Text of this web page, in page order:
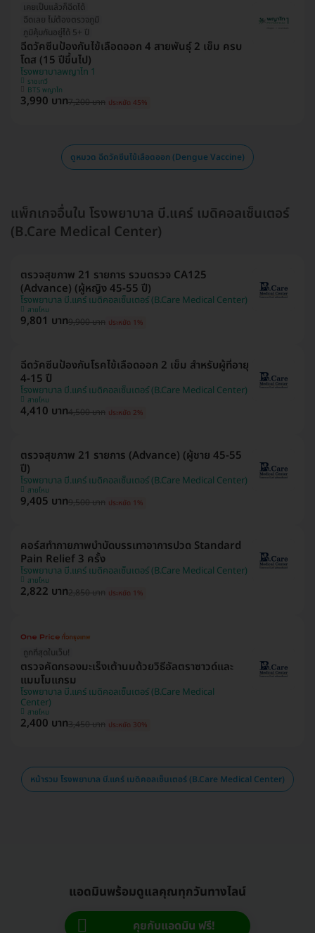
เคยเป็นแล้วก็ฉีดได้
ฉีดเลย ไม่ต้องตรวจภูมิ
ภูมิคุ้มกันอยู่ได้ 5+ ปี
ฉีดวัคซีนป้องกันไข้เลือดออก 4 สายพันธุ์ 2 เข็ม ครบ
โดส (15 ปีขึ้นไป)
โรงพยาบาลพญาไท 1
ราชเทวี
BTS พญาไท
3,990 บาท7,200 บาท ประหยัด 45%
ดูหมวด ฉีดวัคซีนไข้เลือดออก (Dengue Vaccine)
แพ็กเกจอื่นใน โรงพยาบาล บี.แคร์ เมดิคอลเซ็นเตอร์
(B.Care Medical Center)
ตรวจสุขภาพ 21 รายการ รวมตรวจ CA125
(Advance) (ผู้หญิง 45-55 ปี)
โรงพยาบาล บี.แคร์ เมดิคอลเซ็นเตอร์ (B.Care Medical Center)
สายไหม
9,801 บาท9,900 บาท ประหยัด 1%
ฉีดวัคซีนป้องกันโรคไข้เลือดออก 2 เข็ม สำหรับผู้ที่อายุ
4-15 ปี
โรงพยาบาล บี.แคร์ เมดิคอลเซ็นเตอร์ (B.Care Medical Center)
สายไหม
4,410 บาท4,500 บาท ประหยัด 2%
ตรวจสุขภาพ 21 รายการ (Advance) (ผู้ชาย 45-55
ปี)
โรงพยาบาล บี.แคร์ เมดิคอลเซ็นเตอร์ (B.Care Medical Center)
สายไหม
9,405 บาท9,500 บาท ประหยัด 1%
คอร์สทำกายภาพบำบัดบรรเทาอาการปวด Standard
Pain Relief 3 ครั้ง
โรงพยาบาล บี.แคร์ เมดิคอลเซ็นเตอร์ (B.Care Medical Center)
สายไหม
2,822 บาท2,850 บาท ประหยัด 1%
ถูกที่สุดในเว็บ!
ตรวจคัดกรองมะเร็งเต้านมด้วยวิธีอัลตราซาวด์และ
แมมโมแกรม
โรงพยาบาล บี.แคร์ เมดิคอลเซ็นเตอร์ (B.Care Medical
Center)
สายไหม
2,400 บาท3,450 บาท ประหยัด 30%
หน้ารวม โรงพยาบาล บี.แคร์ เมดิคอลเซ็นเตอร์ (B.Care Medical Center)
แอดมินพร้อมดูแลคุณทุกวันทางไลน์
คุยกับแอดมิน ฟรี!